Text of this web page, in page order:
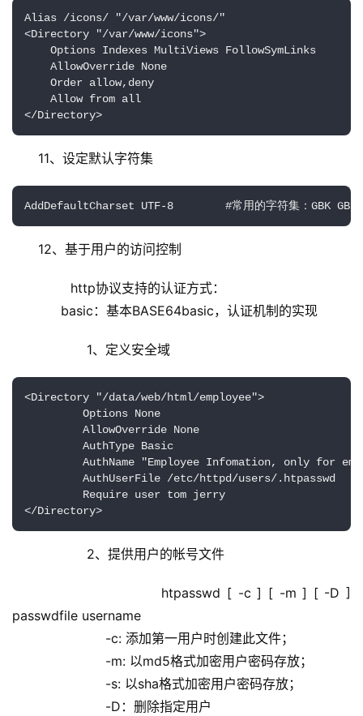
Alias /icons/ "/var/www/icons/"
<Directory "/var/www/icons">
Options Indexes MultiViews FollowSymLinks
AllowOverride None
Order allow,deny
Allow from all
</Directory>
11、设定默认字符集
AddDefaultCharset UTF-8        #常用的字符集：GBK
12、基于用户的访问控制
http协议支持的认证方式：
basic：基本BASE64basic，认证机制的实现
1、定义安全域
<Directory "/data/web/html/employee">
Options None
AllowOverride None
AuthType Basic
AuthName "Employee Infomation, only for
AuthUserFile /etc/httpd/users/.htpasswd
Require user tom jerry
</Directory>
2、提供用户的帐号文件
htpasswd [ -c ] [ -m ] [ -D ]
passwdfile username
-c: 添加第一用户时创建此文件；
-m: 以md5格式加密用户密码存放；
-s: 以sha格式加密用户密码存放；
-D：删除指定用户